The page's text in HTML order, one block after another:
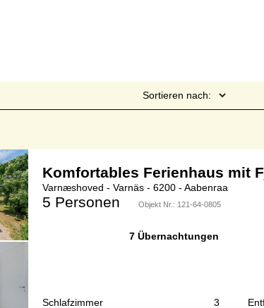
Sortieren nach:
Komfortables Ferienhaus mit
Varnæshoved - Varnäs - 6200 - Aabenraa
5 Personen Objekt Nr.: 121-64-0805
7 Übernachtungen
Schlafzimmer
3